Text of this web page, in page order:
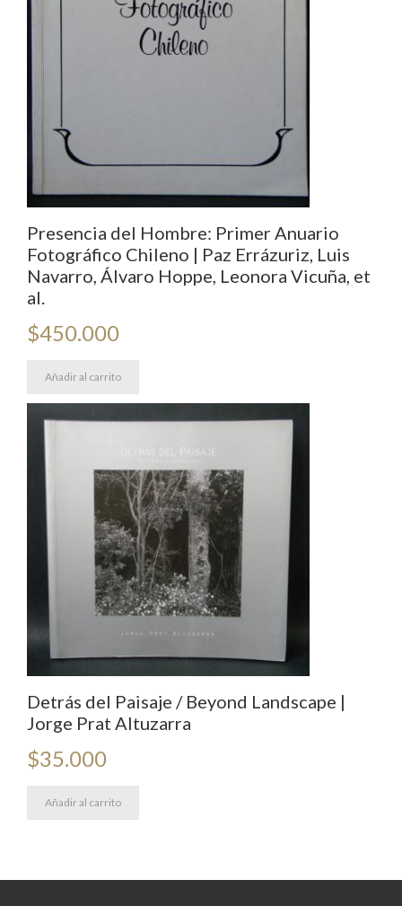
Presencia del Hombre: Primer Anuario
Fotográfico Chileno | Paz Errázuriz, Luis
Navarro, Álvaro Hoppe, Leonora Vicuña, et
al.
$450.000
Añadir al carrito
Detrás del Paisaje / Beyond Landscape |
Jorge Prat Altuzarra
$35.000
Añadir al carrito